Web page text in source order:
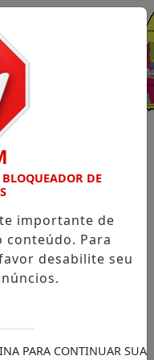
BLOQUEADOR DE
importante de
Para
desabilite seu
PARA CONTINUAR SUA